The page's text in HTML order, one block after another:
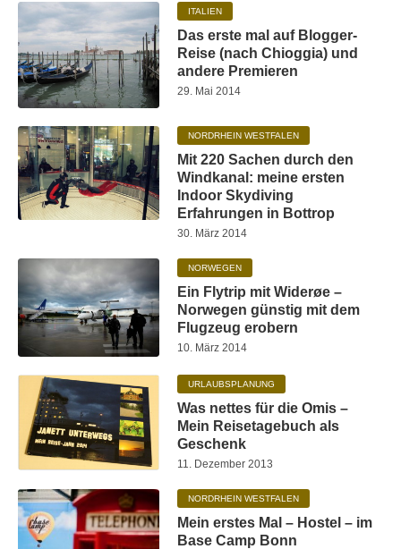
ITALIEN
Das erste mal auf Blogger-
Reise (nach Chioggia) und
andere Premieren
29. Mai 2014
NORDRHEIN WESTFALEN
Mit 220 Sachen durch den
Windkanal: meine ersten
Indoor Skydiving
Erfahrungen in Bottrop
30. März 2014
NORWEGEN
Ein Flytrip mit Widerøe –
Norwegen günstig mit dem
Flugzeug erobern
10. März 2014
URLAUBSPLANUNG
Was nettes für die Omis –
Mein Reisetagebuch als
Geschenk
11. Dezember 2013
NORDRHEIN WESTFALEN
Mein erstes Mal – Hostel – im
Base Camp Bonn